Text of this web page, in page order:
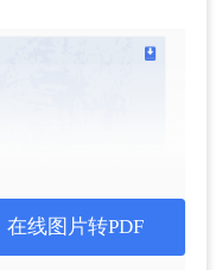
在线图片转PDF